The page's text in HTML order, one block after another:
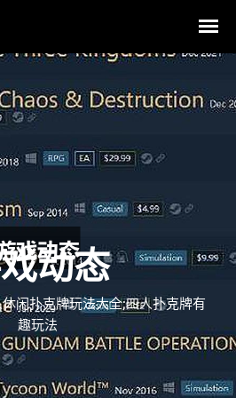
动态
闲扑克牌玩法大全;四人扑克牌有
趣玩法